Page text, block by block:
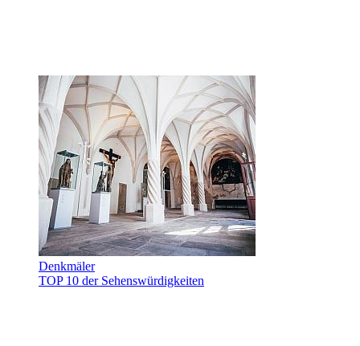
Denkmäler
TOP 10 der Sehenswürdigkeiten